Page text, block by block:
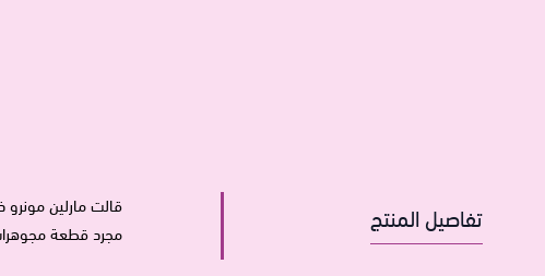
تفاصيل المنتج
قالت مارلين
مجرد قطعة